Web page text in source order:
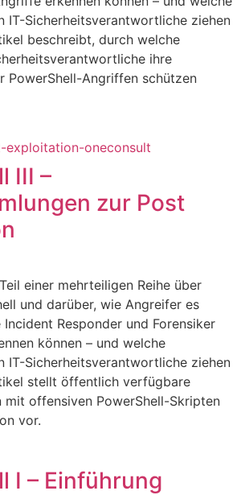
IT-Sicherheitsverantwortliche ziehen
beschreibt, durch welche
ihre
PowerShell-Angriffen schützen
III –
zur Post
einer mehrteiligen Reihe über
und darüber, wie Angreifer es
Responder und Forensiker
können – und welche
IT-Sicherheitsverantwortliche ziehen
stellt öffentlich verfügbare
mit offensiven PowerShell-Skripten
vor.
I – Einführung